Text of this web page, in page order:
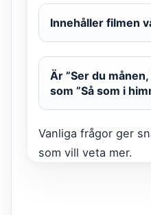
Innehåller filmen
Är ”Ser du
som ”Så som i
Vanliga frågor ger
som vill veta mer.